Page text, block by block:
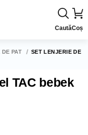
CautăCoș
PAT SET LENJERIE DE
TAC bebek